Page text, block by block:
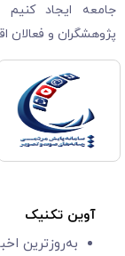
جامعه ایجاد
پژوهشگران و فعالان
آوین تکنیک
به‌روزترین